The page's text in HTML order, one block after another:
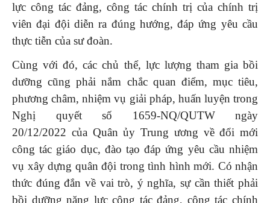
lực công tác đảng, công tác chính trị của chính trị
viên đại đội diễn ra đúng hướng, đáp ứng yêu cầu
thực tiễn của sư đoàn.
Cùng với đó, các chủ thể, lực lượng tham gia bồi
dưỡng cũng phải nắm chắc quan điểm, mục tiêu,
phương châm, nhiệm vụ giải pháp, huấn luyện trong
Nghị quyết số 1659-NQ/QUTW ngày
20/12/2022 của Quân ủy Trung ương về đổi mới
công tác giáo dục, đào tạo đáp ứng yêu cầu nhiệm
vụ xây dựng quân đội trong tình hình mới. Có nhận
thức đúng đắn về vai trò, ý nghĩa, sự cần thiết phải
bồi dưỡng năng lực công tác đảng, công tác chính